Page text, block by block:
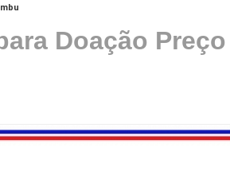
Doação